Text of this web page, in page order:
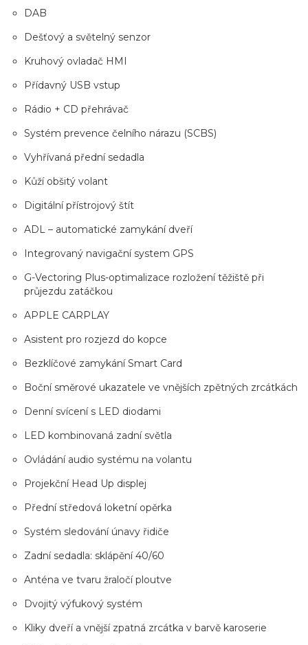
DAB
Dešťový a světelný senzor
Kruhový ovladač HMI
Přídavný USB vstup
Rádio + CD přehrávač
Systém prevence čelního nárazu (SCBS)
Vyhřívaná přední sedadla
Kůží obšitý volant
Digitální přístrojový štít
ADL – automatické zamykání dveří
Integrovaný navigační system GPS
G-Vectoring Plus-optimalizace rozložení těžiště při
průjezdu zatáčkou
APPLE CARPLAY
Asistent pro rozjezd do kopce
Bezklíčové zamykání Smart Card
Boční směrové ukazatele ve vnějších zpětných zrcátkách
Denní svícení s LED diodami
LED kombinovaná zadní světla
Ovládání audio systému na volantu
Projekční Head Up displej
Přední středová loketní opěrka
Systém sledování únavy řidiče
Zadní sedadla: sklápění 40/60
Anténa ve tvaru žraločí ploutve
Dvojitý výfukový systém
Kliky dveří a vnější zpatná zrcátka v barvě karoserie